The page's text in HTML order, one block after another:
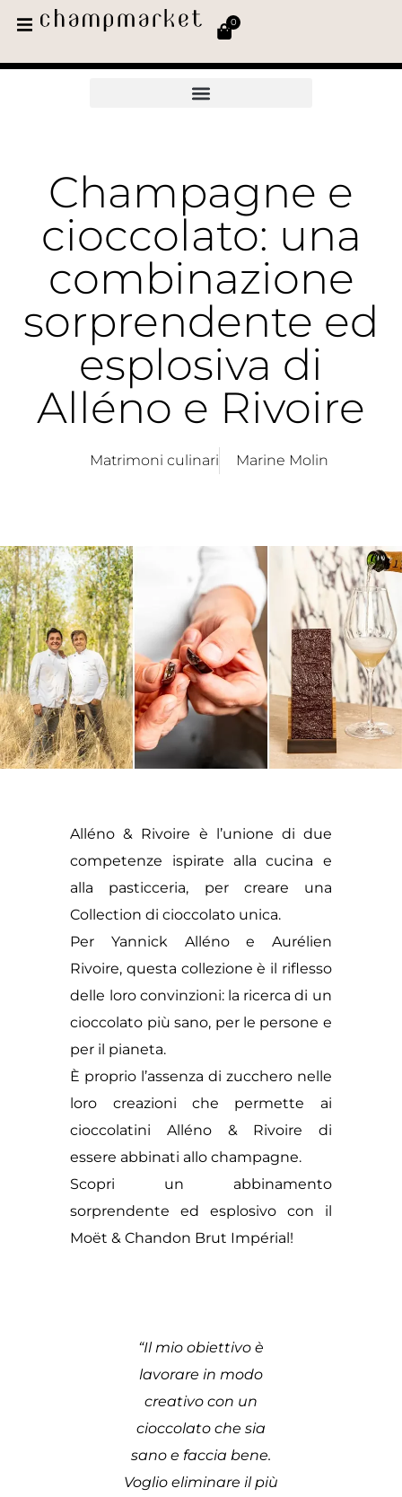
0
Champagne e
cioccolato: una
combinazione
sorprendente ed
esplosiva di
Alléno e Rivoire
Matrimoni culinari Marine Molin
Alléno & Rivoire è l’unione di due
competenze ispirate alla cucina e
alla pasticceria, per creare una
Collection di cioccolato unica.
Per Yannick Alléno e Aurélien
Rivoire, questa collezione è il riflesso
delle loro convinzioni: la ricerca di un
cioccolato più sano, per le persone e
per il pianeta.
È proprio l’assenza di zucchero nelle
loro creazioni che permette ai
cioccolatini Alléno & Rivoire di
essere abbinati allo champagne.
Scopri un abbinamento
sorprendente ed esplosivo con il
Moët & Chandon Brut Impérial!
“Il mio obiettivo è
lavorare in modo
creativo con un
cioccolato che sia
sano e faccia bene.
Voglio eliminare il più